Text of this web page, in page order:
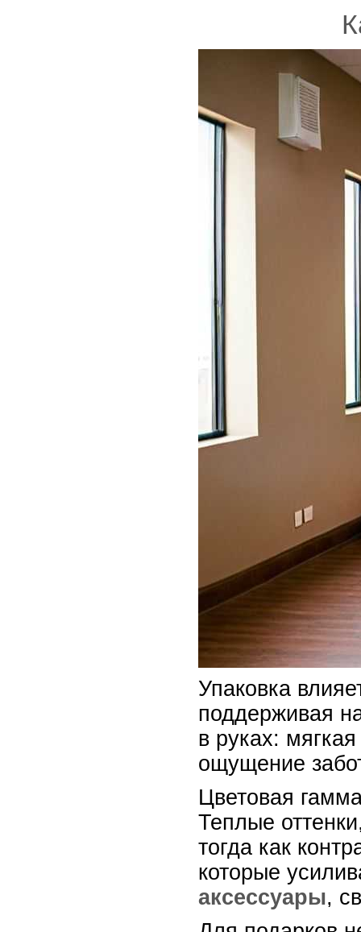
Упаковка
поддерживая
в руках:
ощущение
Цветовая
Теплые
тогда как
которые
аксессуары,